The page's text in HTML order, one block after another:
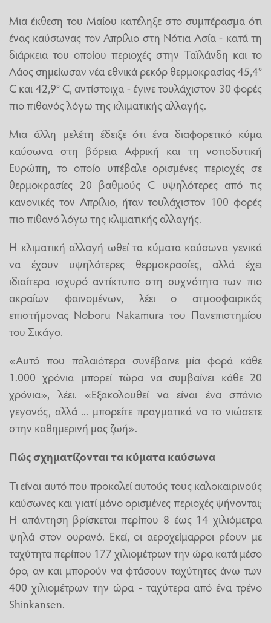
Μια έκθεση του Μαΐου κατέληξε στο συμπέρασμα ότι
ένας καύσωνας τον Απρίλιο στη Νότια Ασία - κατά τη
διάρκεια του οποίου περιοχές στην Ταϊλάνδη και το
Λάος σημείωσαν νέα εθνικά ρεκόρ θερμοκρασίας 45,4°
C και 42,9° C, αντίστοιχα - έγινε τουλάχιστον 30 φορές
πιο πιθανός λόγω της κλιματικής αλλαγής.
Μια άλλη μελέτη έδειξε ότι ένα διαφορετικό κύμα
καύσωνα στη βόρεια Αφρική και τη νοτιοδυτική
Ευρώπη, το οποίο υπέβαλε ορισμένες περιοχές σε
θερμοκρασίες 20 βαθμούς C υψηλότερες από τις
κανονικές τον Απρίλιο, ήταν τουλάχιστον 100 φορές
πιο πιθανό λόγω της κλιματικής αλλαγής.
Η κλιματική αλλαγή ωθεί τα κύματα καύσωνα γενικά
να έχουν υψηλότερες θερμοκρασίες, αλλά έχει
ιδιαίτερα ισχυρό αντίκτυπο στη συχνότητα των πιο
ακραίων φαινομένων, λέει ο ατμοσφαιρικός
επιστήμονας Noboru Nakamura του Πανεπιστημίου
του Σικάγο.
«Αυτό που παλαιότερα συνέβαινε μία φορά κάθε
1.000 χρόνια μπορεί τώρα να συμβαίνει κάθε 20
χρόνια», λέει. «Εξακολουθεί να είναι ένα σπάνιο
γεγονός, αλλά ... μπορείτε πραγματικά να το νιώσετε
στην καθημερινή μας ζωή».
Πώς σχηματίζονται τα κύματα καύσωνα
Τι είναι αυτό που προκαλεί αυτούς τους καλοκαιρινούς
καύσωνες και γιατί μόνο ορισμένες περιοχές ψήνονται;
Η απάντηση βρίσκεται περίπου 8 έως 14 χιλιόμετρα
ψηλά στον ουρανό. Εκεί, οι αεροχείμαρροι ρέουν με
ταχύτητα περίπου 177 χιλιομέτρων την ώρα κατά μέσο
όρο, αν και μπορούν να φτάσουν ταχύτητες άνω των
400 χιλιομέτρων την ώρα - ταχύτερα από ένα τρένο
Shinkansen.